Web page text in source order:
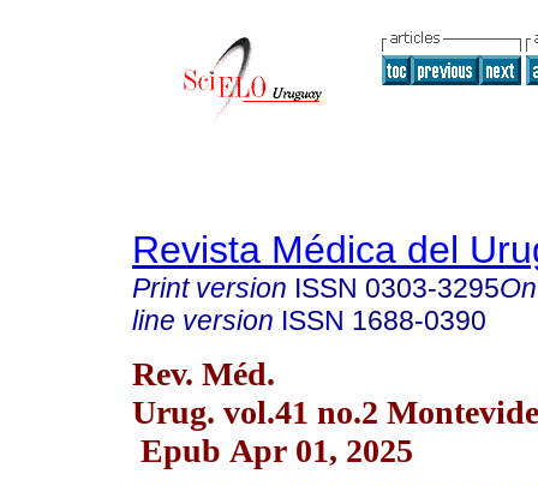
Revista Médica del
Print version ISSN 0303-3295
line version ISSN 1688-0390
Rev. Méd.
Urug. vol.41 no.2
Epub Apr 01, 2025